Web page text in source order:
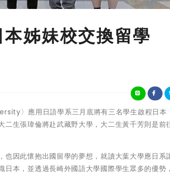
姊妹校交換留學
〉應用日語學系三月底將有三名學生啟程日本
生張瑋倫將赴武藏野大學，大二生黃千芳則是前
因此懷抱出國留學的夢想，就讀大葉大學應日系
本，並透過長崎外國語大學國際學生眾多的優勢